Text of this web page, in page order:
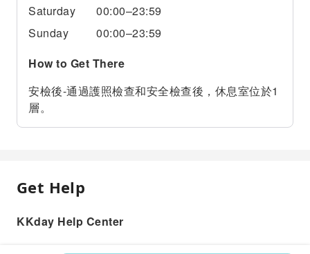
Saturday
00:00–23:59
Sunday
00:00–23:59
How to Get There
安檢後-通過護照檢查和安全檢查後，休息室位於1
層。
Get Help
KKday Help Center